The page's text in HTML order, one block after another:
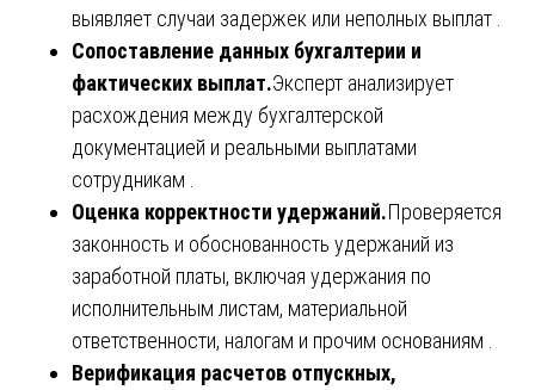
выявляет случаи задержек или неполных выплат .
Сопоставление данных бухгалтерии и
фактических выплат.Эксперт анализирует
расхождения между бухгалтерской
документацией и реальными выплатами
сотрудникам .
Оценка корректности удержаний.Проверяется
законность и обоснованность удержаний из
заработной платы, включая удержания по
исполнительным листам, материальной
ответственности, налогам и прочим основаниям .
Верификация расчетов отпускных,